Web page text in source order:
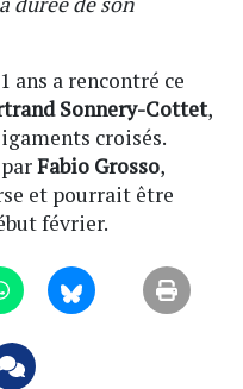
ans a rencontré ce
Sonnery-Cottet,
croisés.
Fabio Grosso,
et pourrait être
février.